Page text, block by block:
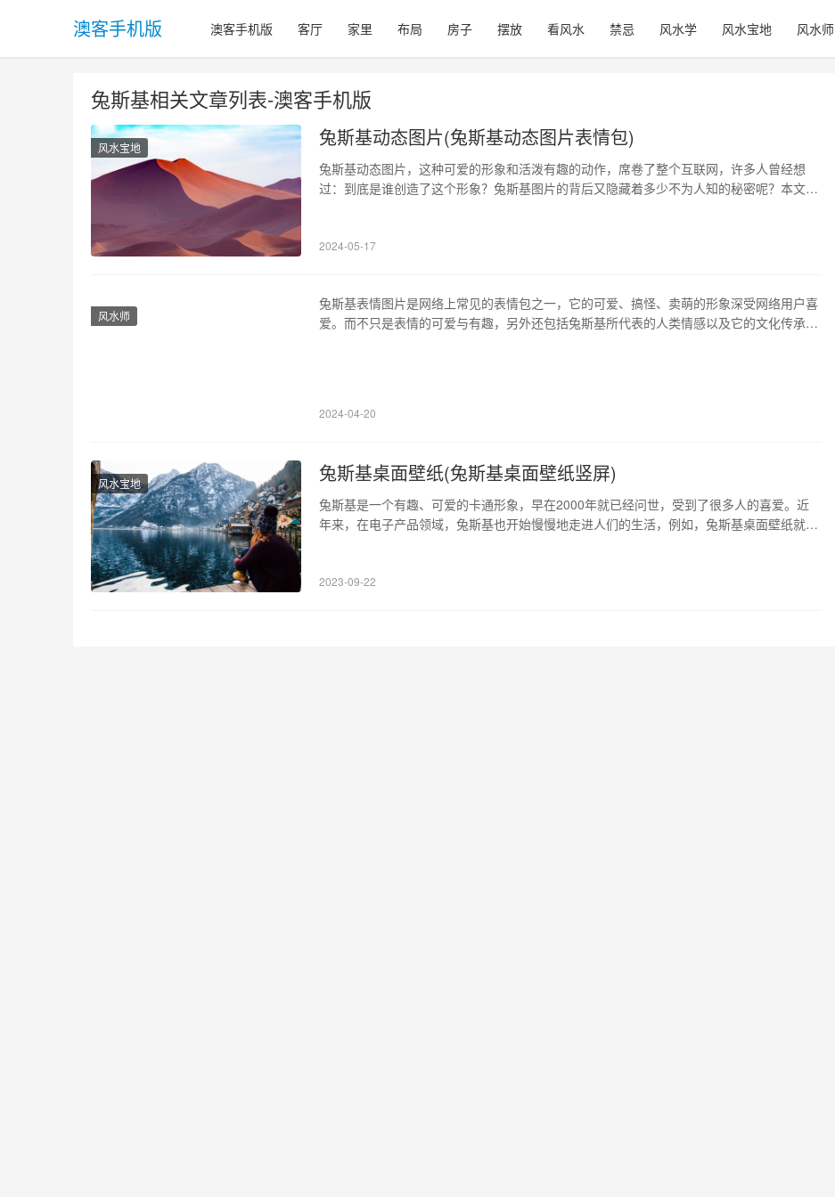
澳客手机版 澳客手机版 客厅 家里 布局 房子 摆放 看风水 禁忌 风水学 风水宝地 风水师
兔斯基相关文章列表-澳客手机版
风水宝地 兔斯基动态图片(兔斯基动态图片表情包)
兔斯基动态图片，这种可爱的形象和活泼有趣的动作，席卷了整个互联网，许多人曾经想
过：到底是谁创造了这个形象？兔斯基图片的背后又隐藏着多少不为人知的秘密呢？本文将
计作品，这一形象随…
2024-05-17
风水师
兔斯基表情图片是网络上常见的表情包之一，它的可爱、搞怪、卖萌的形象深受网络用户喜
爱。而不只是表情的可爱与有趣，另外还包括兔斯基所代表的人类情感以及它的文化传承等
2024-04-20
风水宝地 兔斯基桌面壁纸(兔斯基桌面壁纸竖屏)
兔斯基是一个有趣、可爱的卡通形象，早在2000年就已经问世，受到了很多人的喜爱。近
年来，在电子产品领域，兔斯基也开始慢慢地走进人们的生活，例如，兔斯基桌面壁纸就成
来，是用来作为一个漫画人物的，这个人…
2023-09-22